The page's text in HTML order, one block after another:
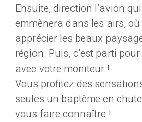
Ensuite, direction l’avion
emmènera dans les airs,
apprécier les beaux
région. Puis, c’est parti
avec votre moniteur !
Vous profitez des
seules un baptême en
vous faire connaître !